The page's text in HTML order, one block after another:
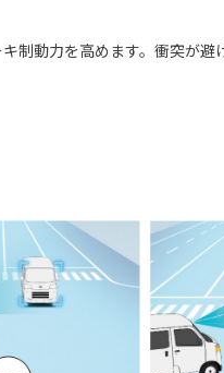
制動力を高めます。衝突が避